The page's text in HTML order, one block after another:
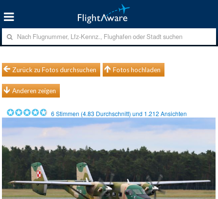
Zurück zu Fotos durchsuchen Fotos hochladen
Anderen zeigen
6 Stimmen (4.83 Durchschnitt) und 1.212 Ansichten